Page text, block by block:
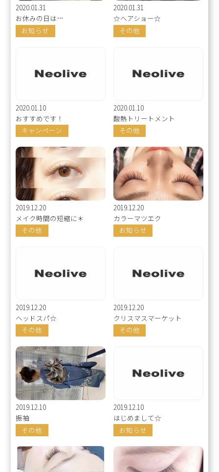
2020.01.31
お休みの日は…
お知らせ
2020.01.31
☆ヘアショー☆
その他
2020.01.10
おすすめです！
キャンペーン
2020.01.10
酸熱トリートメント
その他
2019.12.20
メイク時間の短縮に＊
その他
2019.12.20
カラーマツエク
お知らせ
2019.12.20
ヘッドスパ☆
その他
2019.12.20
クリスマスマーケット
その他
2019.12.10
振袖
その他
2019.12.10
はじめまして☆
お知らせ